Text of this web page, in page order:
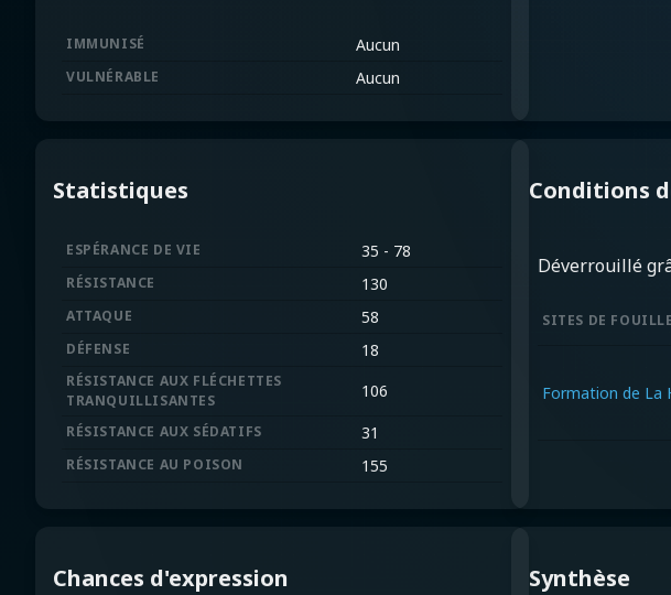
Statistiques
ESPÉRANCE DE VIE 35 - 78
RÉSISTANCE 130
ATTAQUE 58
DÉFENSE 18
RÉSISTANCE AUX FLÉCHETTES
TRANQUILLISANTES
106
RÉSISTANCE AUX SÉDATIFS 31
RÉSISTANCE AU POISON 155
Conditions
Déverrouillé
SITES DE
Formation de La
Synthèse
Chances d'expression
IMMUNISÉ Aucun
VULNÉRABLE Aucun